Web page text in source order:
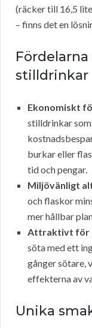
(räcker till 16,5
– finns det en
stilldrinkar
Ekonomiskt
stilldrinkar
burkar eller
tid och pengar.
Miljövänligt
och flaskor
mer hållbar
Attraktivt för
söta med ett
gånger sötare,
effekterna av
Unika